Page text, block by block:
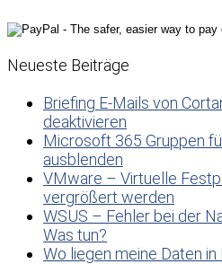
Neueste Beiträge
Briefing E-Mails von
deaktivieren
Microsoft 365 Gruppen
ausblenden
VMware – Virtuelle
vergrößert werden
WSUS – Fehler bei der
Was tun?
Wo liegen meine Daten